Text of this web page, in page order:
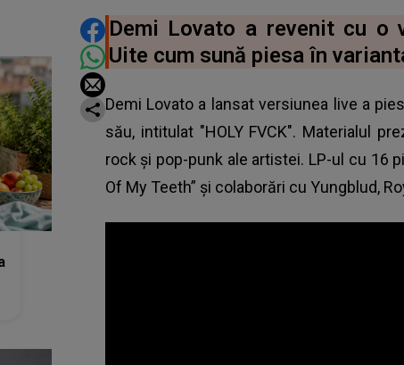
DISTRIBUIE ARTICOLUL
Demi Lovato a revenit cu o
Uite cum sună piesa în
Demi Lovato a lansat versiunea live a
său, intitulat "HOLY FVCK". Materialul
rock și pop-punk ale artistei. LP-ul cu 16
Of My Teeth” și colaborări cu Yungblud,